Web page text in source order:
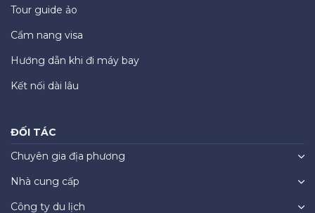
Tour guide ảo
Cẩm nang visa
Hướng dẫn khi đi máy bay
Kết nối dài lâu
ĐỐI TÁC
Chuyên gia địa phương
Nhà cung cấp
Công ty du lịch